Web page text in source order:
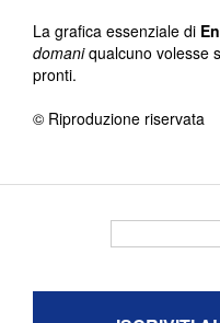
La grafica essenziale di
domaniqualcuno volesse
pronti.
© Riproduzione riservata